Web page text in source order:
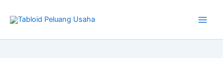
your
email…